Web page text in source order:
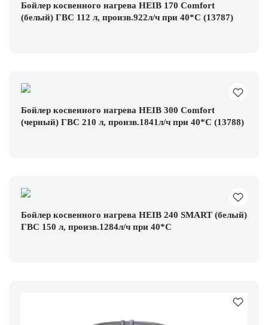
Бойлер косвенного нагрева HEIB 170 Comfort
(белый) ГВС 112 л, произв.922л/ч при 40*С (13787)
Бойлер косвенного нагрева HEIB 300 Comfort
(черный) ГВС 210 л, произв.1841л/ч при 40*С (13788)
Бойлер косвенного нагрева HEIB 240 SMART (белый)
ГВС 150 л, произв.1284л/ч при 40*С